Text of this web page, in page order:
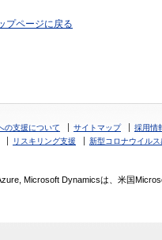
プページに戻る
の支援について サイトマップ
採用情
リスキリング支援 新型コロナウイル
Microsoft Dynamicsは、米国